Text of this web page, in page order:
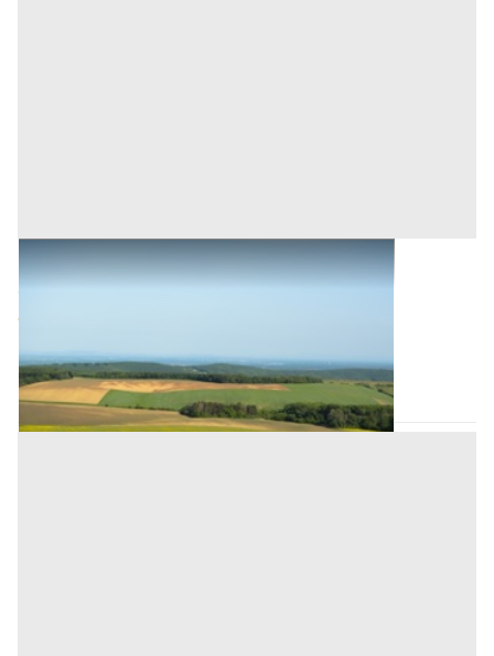
Terreni all'asta a Padova
36.000 €
Codice asta:AI3364635
Asta chiusa